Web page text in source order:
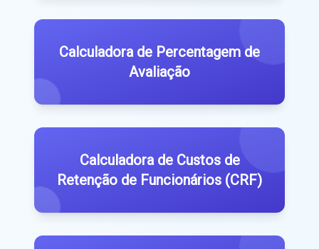
Calculadora de Percentagem de
Avaliação
Calculadora de Custos de
Retenção de Funcionários (CRF)